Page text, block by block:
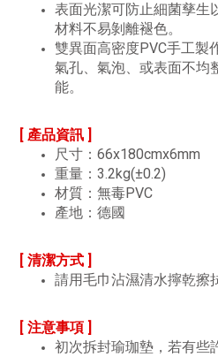
表面光潔可防止細菌孳生
材料不易剝離褪色。
雙異面高密度PVC手工製
氣孔、氣泡、或表面不均
能。
[ 產品資訊 ]
尺寸：66x180cmx6mm
重量：3.2kg(±0.2)
材質：無毒PVC
產地：德國
[ 清潔方式 ]
請用毛巾沾濕清水擰乾擦
[ 注意事項 ]
初次拆封瑜珈墊，若有些